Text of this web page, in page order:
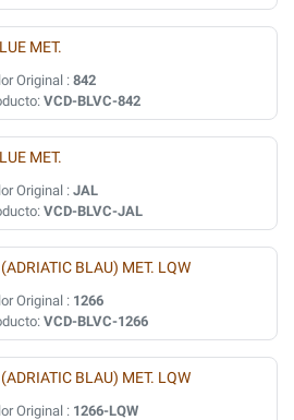
MET.
Original :842
VCD-BLVC-842
MET.
Original :JAL
VCD-BLVC-JAL
BLAU) MET. LQW
Original : 1266
VCD-BLVC-1266
BLAU) MET. LQW
Original : 1266-LQW